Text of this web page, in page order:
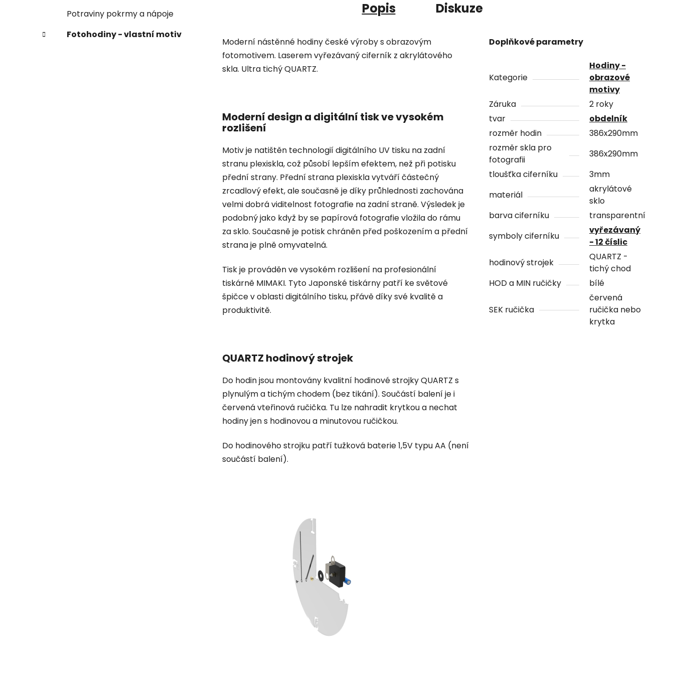
Potraviny pokrmy a nápoje
Fotohodiny - vlastní motiv
Popis Diskuze
Moderní nástěnné hodiny české výroby s obrazovým
fotomotivem. Laserem vyřezávaný ciferník z akrylátového
skla. Ultra tichý QUARTZ.
Moderní design a digitální tisk ve vysokém
rozlišení
Motiv je natištěn technologií digitálního UV tisku na zadní
stranu plexiskla, což působí lepším efektem, než při potisku
přední strany. Přední strana plexiskla vytváří částečný
zrcadlový efekt, ale současně je díky průhlednosti zachována
velmi dobrá viditelnost fotografie na zadní straně. Výsledek je
podobný jako když by se papírová fotografie vložila do rámu
za sklo. Současně je potisk chráněn před poškozením a přední
strana je plně omyvatelná.
Tisk je prováděn ve vysokém rozlišení na profesionální
tiskárně MIMAKI. Tyto Japonské tiskárny patří ke světové
špičce v oblasti digitálního tisku, přávě díky své kvalitě a
produktivitě.
QUARTZ hodinový strojek
Do hodin jsou montovány kvalitní hodinové strojky QUARTZ s
plynulým a tichým chodem (bez tikání). Součástí balení je i
červená vteřinová ručička. Tu lze nahradit krytkou a nechat
hodiny jen s hodinovou a minutovou ručičkou.
Do hodinového strojku patří tužková baterie 1,5V typu AA (není
součástí balení).
Doplňkové parametry
Kategorie
Hodiny -
obrazové
motivy
Záruka
2 roky
tvar
obdelník
rozměr hodin
386x290mm
rozměr skla pro
fotografii
386x290mm
tloušťka ciferníku
3mm
materiál
akrylátové
sklo
barva ciferníku
transparentní
symboly ciferníku
vyřezávaný
- 12 číslic
hodinový strojek
QUARTZ -
tichý chod
HOD a MIN ručičky
bílé
SEK ručička
červená
ručička nebo
krytka